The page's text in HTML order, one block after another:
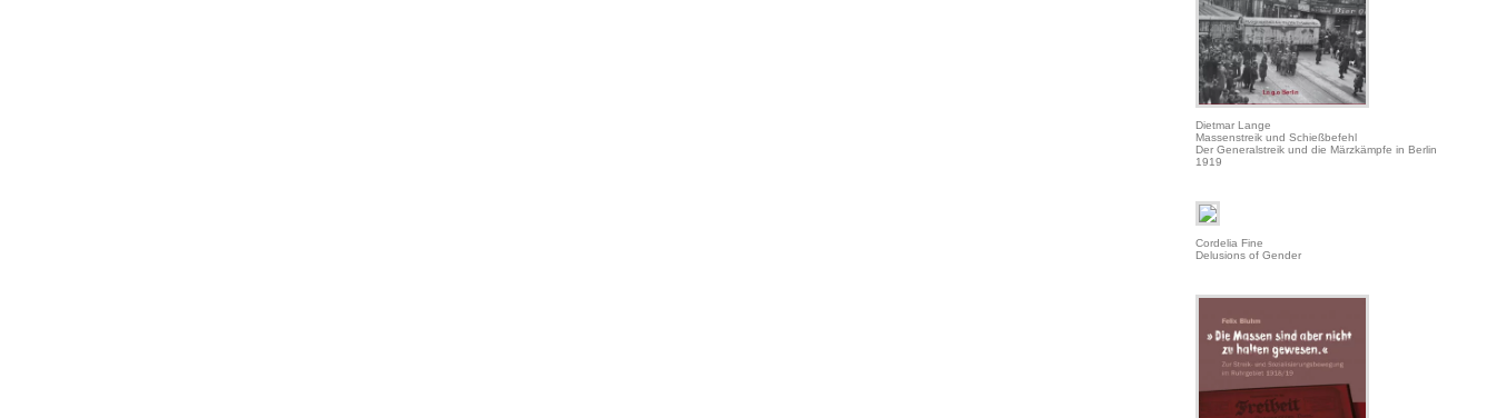
Dietmar Lange
Massenstreik und Schießbefehl
Der Generalstreik und die Märzkämpfe in Berlin
1919
Cordelia Fine
Delusions of Gender